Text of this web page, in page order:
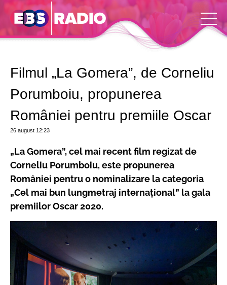
Filmul „La Gomera”, de Corneliu
Porumboiu, propunerea
României pentru premiile Oscar
26 august 12:23
„La Gomera”, cel mai recent film regizat de
Corneliu Porumboiu, este propunerea
României pentru o nominalizare la categoria
„Cel mai bun lungmetraj internațional” la gala
premiilor Oscar 2020.